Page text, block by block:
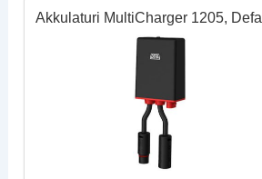
Akkulaturi MultiCharger 1205, Defa